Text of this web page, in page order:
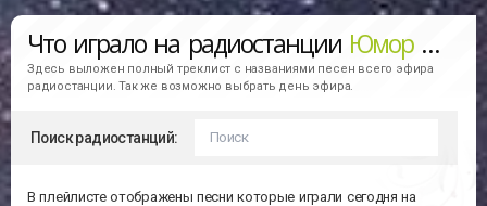
Что играло на радиостанции Юмор Фм
Здесь выложен полный треклист с названиями песен всего эфира
радиостанции. Так же возможно выбрать день эфира.
Поиск радиостанций:
В плейлисте отображены песни которые играли сегодня на